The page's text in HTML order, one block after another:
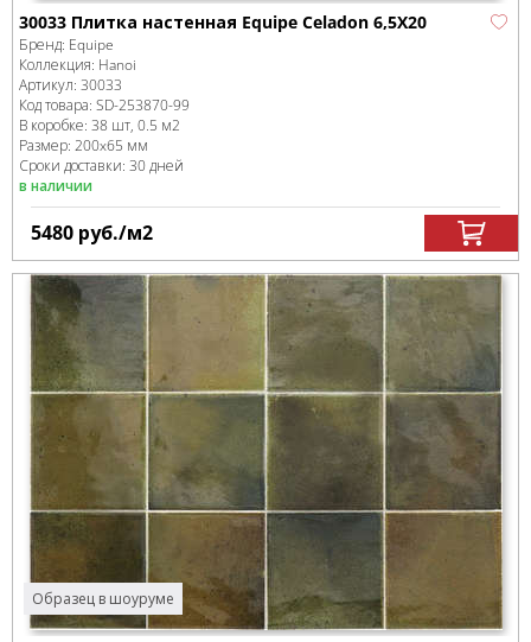
30033 Плитка настенная Equipe Celadon 6,5X20
Бренд: Equipe
Коллекция: Hanoi
Артикул: 30033
Код товара: SD-253870-99
В коробке: 38 шт, 0.5 м2
Размер: 200x65 мм
Сроки доставки: 30 дней
в наличии
5480 руб./м2
Образец в шоуруме